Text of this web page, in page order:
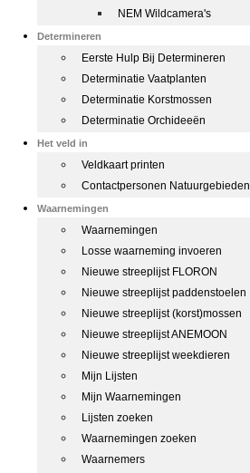
NEM Wildcamera's
Determineren
Eerste Hulp Bij Determineren
Determinatie Vaatplanten
Determinatie Korstmossen
Determinatie Orchideeën
Het veld in
Veldkaart printen
Contactpersonen Natuurgebieden
Waarnemingen
Waarnemingen
Losse waarneming invoeren
Nieuwe streeplijst FLORON
Nieuwe streeplijst paddenstoelen
Nieuwe streeplijst (korst)mossen
Nieuwe streeplijst ANEMOON
Nieuwe streeplijst weekdieren
Mijn Lijsten
Mijn Waarnemingen
Lijsten zoeken
Waarnemingen zoeken
Waarnemers